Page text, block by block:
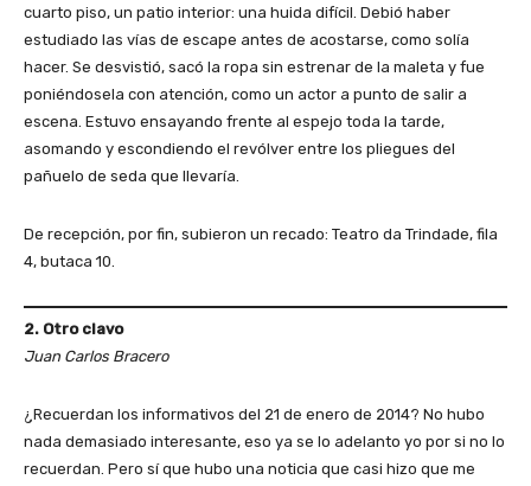
cuarto piso, un patio interior: una huida difícil. Debió haber
estudiado las vías de escape antes de acostarse, como solía
hacer. Se desvistió, sacó la ropa sin estrenar de la maleta y fue
poniéndosela con atención, como un actor a punto de salir a
escena. Estuvo ensayando frente al espejo toda la tarde,
asomando y escondiendo el revólver entre los pliegues del
pañuelo de seda que llevaría.
De recepción, por fin, subieron un recado: Teatro da Trindade, fila
4, butaca 10.
2. Otro clavo
Juan Carlos Bracero
¿Recuerdan los informativos del 21 de enero de 2014? No hubo
nada demasiado interesante, eso ya se lo adelanto yo por si no lo
recuerdan. Pero sí que hubo una noticia que casi hizo que me